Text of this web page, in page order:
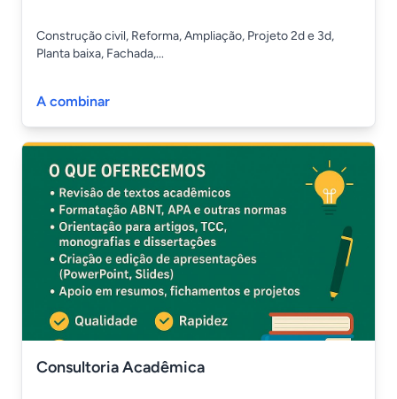
Construção civil, Reforma, Ampliação, Projeto 2d e 3d,
Planta baixa, Fachada,...
A combinar
Consultoria Acadêmica